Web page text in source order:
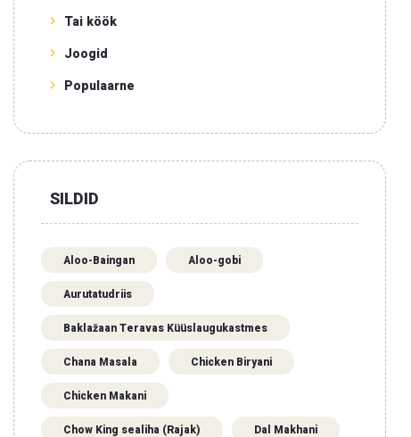
Tai köök
Joogid
Populaarne
SILDID
Aloo-Baingan Aloo-gobi
Aurutatudriis
Baklažaan Teravas Küüslaugukastmes
Chana Masala Chicken Biryani
Chicken Makani
Chow King sealiha (Rajak) Dal Makhani